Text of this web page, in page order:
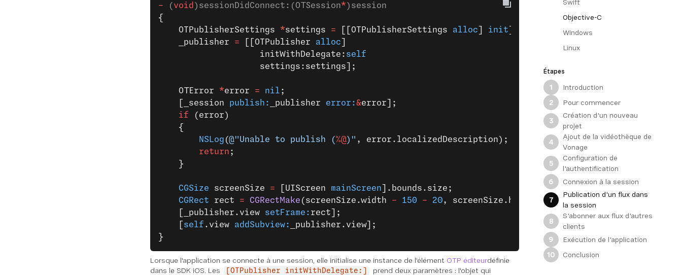
- ( void )sessionDidConnect:(OTSession* )session
{
    OTPublisherSettings
*settings = [[OTPublisherSettings alloc init
    _publisher
= [[OTPublisher alloc
                    initWithDelegate:
self
                    settings:settings];
    OTError
*error = nil ;
    [_session
publish: _publisher error:&error];
    if
(error)
    {
        NSLog
(@"Unable to publish (%@)" , error.localizedDescription);
        return
;
    }
    CGSize
screenSize = [UIScreen mainScreen ].bounds.size;
    CGRect
rect = CGRectMake (screenSize.width - 150 - 20, screenSize.height 150
    [_publisher.view
setFrame: rect];
self .view addSubview:
_publisher.view];
}
Lorsque l'application se connecte à une session, elle initialise une instance de l'élément OTP éditeurdéfinie
dans le SDK iOS. Les
[OTPublisher initWithDelegate:]
prend deux paramètres : l'objet qui
Swift
Objective-C
Windows
Linux
Étapes
1
Introduction
2
Pour commencer
3
Création d'un nouveau
projet
4
Ajout de la vidéothèque de
Vonage
5
Configuration de
l'authentification
6
Connexion à la session
7
Publication d'un flux dans
la session
8
S'abonner aux flux d'autres
clients
9
Exécution de l'application
10
Conclusion